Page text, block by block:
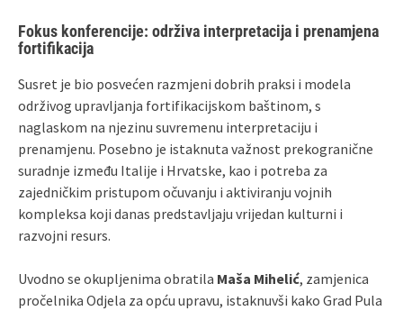
Fokus konferencije: održiva interpretacija i prenamjena
fortifikacija
Susret je bio posvećen razmjeni dobrih praksi i modela
održivog upravljanja fortifikacijskom baštinom, s
naglaskom na njezinu suvremenu interpretaciju i
prenamjenu. Posebno je istaknuta važnost prekogranične
suradnje između Italije i Hrvatske, kao i potreba za
zajedničkim pristupom očuvanju i aktiviranju vojnih
kompleksa koji danas predstavljaju vrijedan kulturni i
razvojni resurs.
Uvodno se okupljenima obratila Maša Mihelić, zamjenica
pročelnika Odjela za opću upravu, istaknuvši kako Grad Pula